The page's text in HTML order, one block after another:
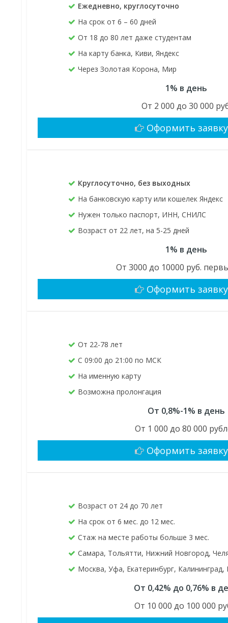
Ежедневно, круглосуточно
На срок от 6 – 60 дней
От 18 до 80 лет даже студентам
На карту банка, Киви, Яндекс
Через Золотая Корона, Мир
1% в день
От 2 000 до 30 000
Оформить заявку
Круглосуточно, без выходных
На банковскую карту или кошелек Яндекс
Нужен только паспорт, ИНН, СНИЛС
Возраст от 22 лет, на 5-25 дней
1% в день
От 3000 до 10000 руб.
Оформить заявку
От 22-78 лет
С 09:00 до 21:00 по МСК
На именную карту
Возможна пролонгация
От 0,8%-1% в день
От 1 000 до 80 000
Оформить заявку
Возраст от 24 до 70 лет
На срок от 6 мес. до 12 мес.
Стаж на месте работы больше 3 мес.
Самара, Тольятти, Нижний Новгород,
Москва, Уфа, Екатеринбург, Калининград,
От 0,42% до 0,76% в
От 10 000 до 100 000